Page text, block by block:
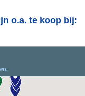
o.a. te koop bij: